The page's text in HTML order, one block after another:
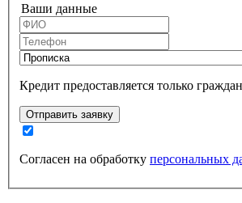
Ваши данные
Кредит предоставляется только
Отправить заявку
Согласен на обработку персональных